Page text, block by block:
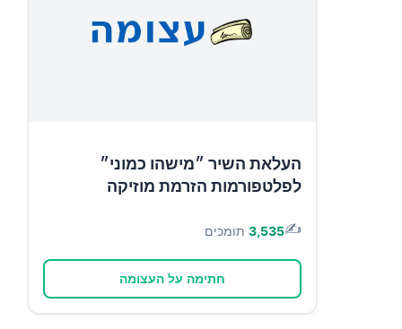
העלאת השיר ״מישהו כמוני״
לפלטפורמות הזרמת מוזיקה
✍️
3,535 תומכים
חתימה על העצומה